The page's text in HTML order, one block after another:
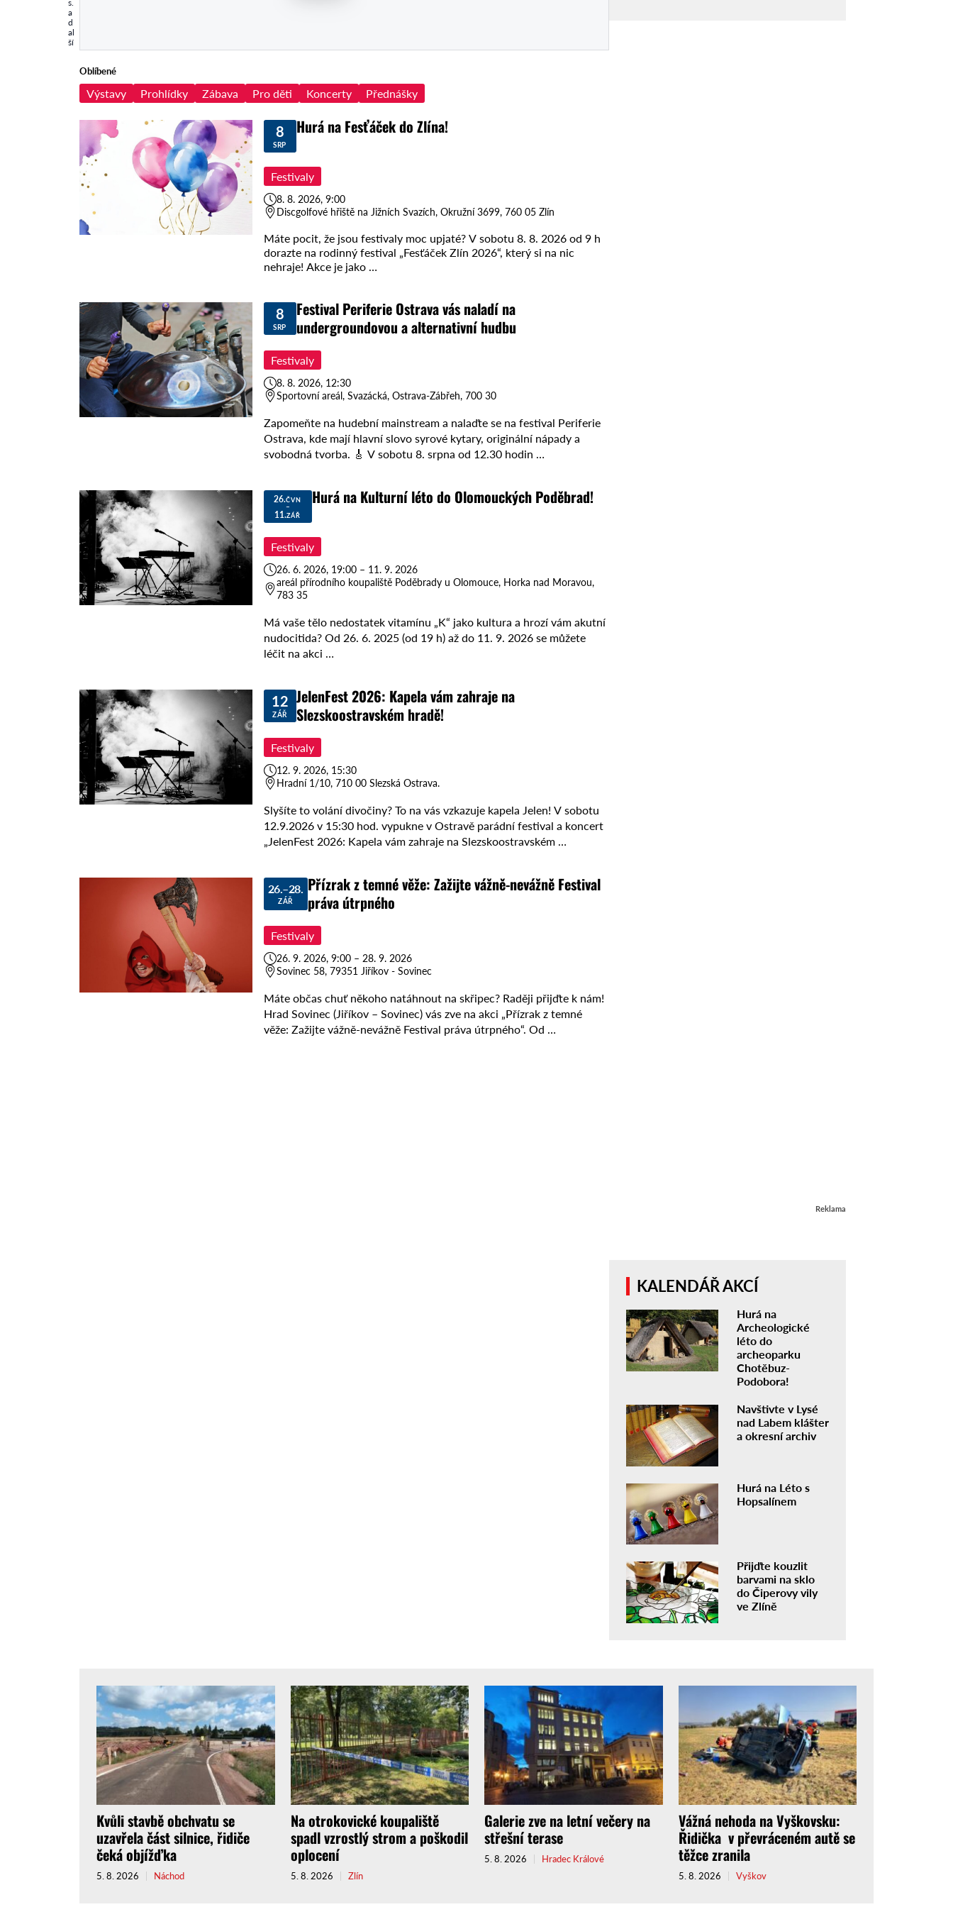
s.
a
d
al
ší
Oblíbené
Výstavy Prohlídky Zábava Pro děti Koncerty Přednášky
8
SRP
Hurá na Fesťáček do Zlína!
Festivaly
8. 8. 2026, 9:00
Discgolfové hřiště na Jižních Svazích, Okružní 3699, 760 05 Zlín
Máte pocit, že jsou festivaly moc upjaté? V sobotu 8. 8. 2026 od 9 h
dorazte na rodinný festival „Fesťáček Zlín 2026“, který si na nic
nehraje! Akce je jako …
8
SRP
Festival Periferie Ostrava vás naladí na
undergroundovou a alternativní hudbu
Festivaly
8. 8. 2026, 12:30
Sportovní areál, Svazácká, Ostrava-Zábřeh, 700 30
Zapomeňte na hudební mainstream a nalaďte se na festival Periferie
Ostrava, kde mají hlavní slovo syrové kytary, originální nápady a
svobodná tvorba. 🎸 V sobotu 8. srpna od 12.30 hodin …
26.ČVN
–
11.ZÁŘ
Hurá na Kulturní léto do Olomouckých Poděbrad!
Festivaly
26. 6. 2026, 19:00 – 11. 9. 2026
areál přírodního koupaliště Poděbrady u Olomouce, Horka nad Moravou,
783 35
Má vaše tělo nedostatek vitamínu „K“ jako kultura a hrozí vám akutní
nudocitida? Od 26. 6. 2025 (od 19 h) až do 11. 9. 2026 se můžete
léčit na akci …
12
ZÁŘ
JelenFest 2026: Kapela vám zahraje na
Slezskoostravském hradě!
Festivaly
12. 9. 2026, 15:30
Hradní 1/10, 710 00 Slezská Ostrava.
Slyšíte to volání divočiny? To na vás vzkazuje kapela Jelen! V sobotu
12.9.2026 v 15:30 hod. vypukne v Ostravě parádní festival a koncert
„JelenFest 2026: Kapela vám zahraje na Slezskoostravském …
26.–28.
ZÁŘ
Přízrak z temné věže: Zažijte vážně-nevážně Festival
práva útrpného
Festivaly
26. 9. 2026, 9:00 – 28. 9. 2026
Sovinec 58, 79351 Jiříkov - Sovinec
Máte občas chuť někoho natáhnout na skřipec? Raději přijďte k nám!
Hrad Sovinec (Jiříkov – Sovinec) vás zve na akci „Přízrak z temné
věže: Zažijte vážně-nevážně Festival práva útrpného“. Od …
Reklama
KALENDÁŘ AKCÍ
Hurá na
Archeologické
léto do
archeoparku
Chotěbuz-
Podobora!
Navštivte v Lysé
nad Labem klášter
a okresní archiv
Hurá na Léto s
Hopsalínem
Přijďte kouzlit
barvami na sklo
do Čiperovy vily
ve Zlíně
Kvůli stavbě obchvatu se
uzavřela část silnice, řidiče
čeká objížďka
5. 8. 2026 Náchod
Na otrokovické koupaliště
spadl vzrostlý strom a poškodil
oplocení
5. 8. 2026 Zlín
Galerie zve na letní večery na
střešní terase
5. 8. 2026 Hradec Králové
Vážná nehoda na Vyškovsku:
Řidička v převráceném autě se
těžce zranila
5. 8. 2026 Vyškov